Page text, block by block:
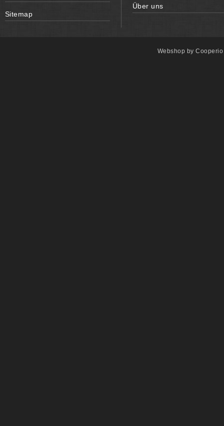
Sitemap
Über uns
Webshop by